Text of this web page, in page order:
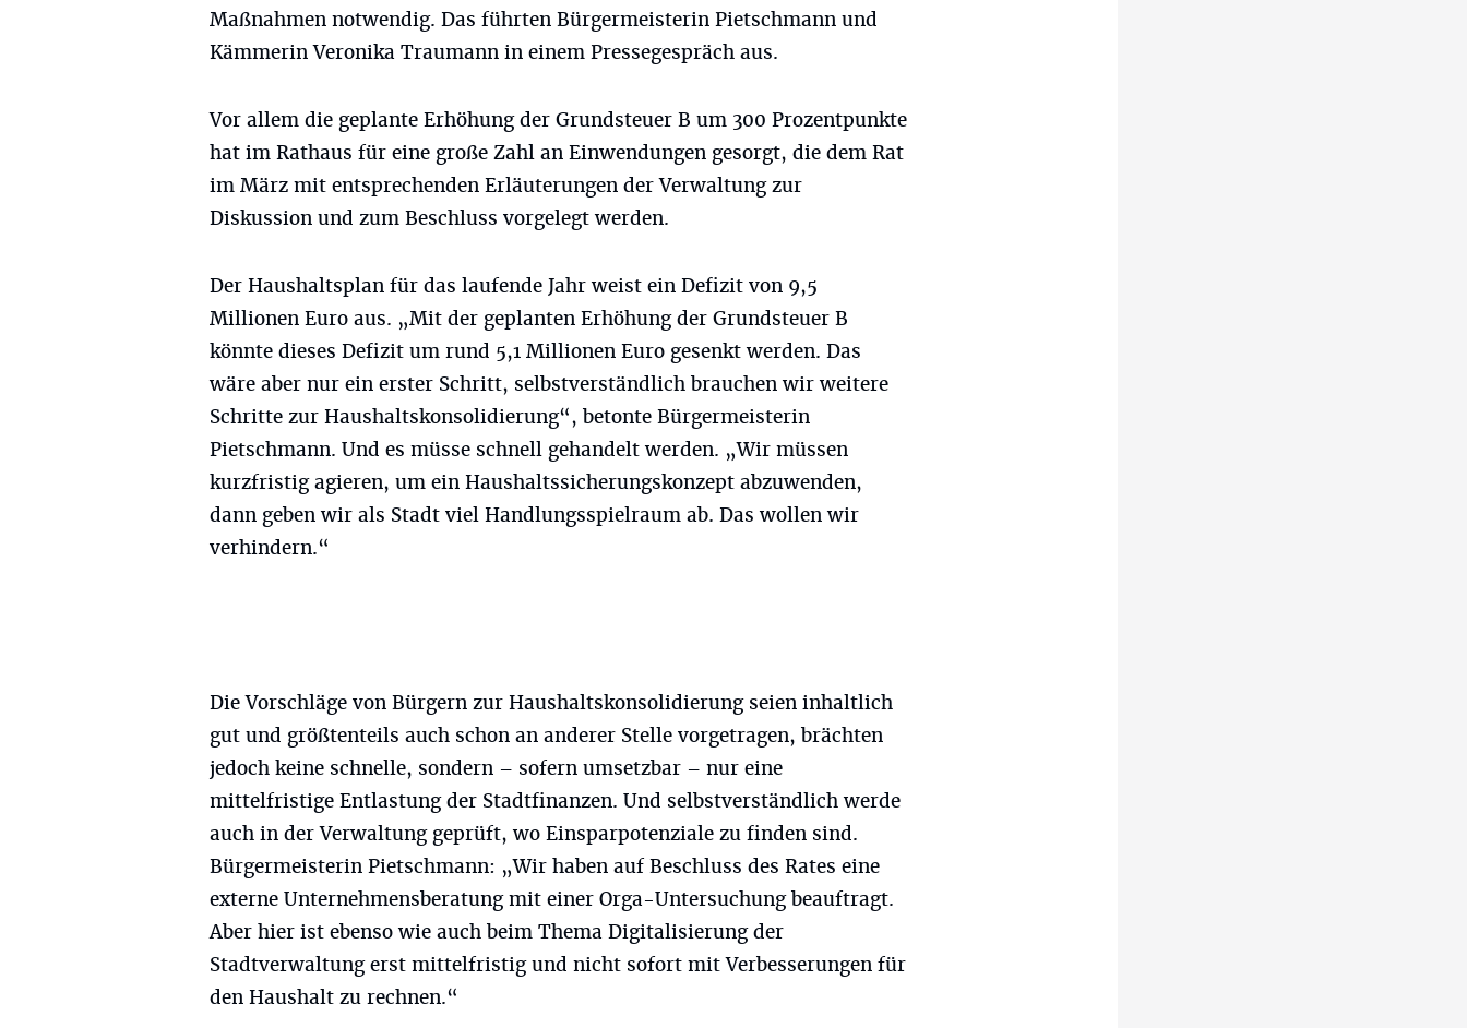
Maßnahmen notwendig. Das führten Bürgermeisterin Pietschmann und
Kämmerin Veronika Traumann in einem Pressegespräch aus.
Vor allem die geplante Erhöhung der Grundsteuer B um 300 Prozentpunkte
hat im Rathaus für eine große Zahl an Einwendungen gesorgt, die dem Rat
im März mit entsprechenden Erläuterungen der Verwaltung zur
Diskussion und zum Beschluss vorgelegt werden.
Der Haushaltsplan für das laufende Jahr weist ein Defizit von 9,5
Millionen Euro aus. „Mit der geplanten Erhöhung der Grundsteuer B
könnte dieses Defizit um rund 5,1 Millionen Euro gesenkt werden. Das
wäre aber nur ein erster Schritt, selbstverständlich brauchen wir weitere
Schritte zur Haushaltskonsolidierung“, betonte Bürgermeisterin
Pietschmann. Und es müsse schnell gehandelt werden. „Wir müssen
kurzfristig agieren, um ein Haushaltssicherungskonzept abzuwenden,
dann geben wir als Stadt viel Handlungsspielraum ab. Das wollen wir
verhindern.“
Die Vorschläge von Bürgern zur Haushaltskonsolidierung seien inhaltlich
gut und größtenteils auch schon an anderer Stelle vorgetragen, brächten
jedoch keine schnelle, sondern – sofern umsetzbar – nur eine
mittelfristige Entlastung der Stadtfinanzen. Und selbstverständlich werde
auch in der Verwaltung geprüft, wo Einsparpotenziale zu finden sind.
Bürgermeisterin Pietschmann: „Wir haben auf Beschluss des Rates eine
externe Unternehmensberatung mit einer Orga-Untersuchung beauftragt.
Aber hier ist ebenso wie auch beim Thema Digitalisierung der
Stadtverwaltung erst mittelfristig und nicht sofort mit Verbesserungen für
den Haushalt zu rechnen.“